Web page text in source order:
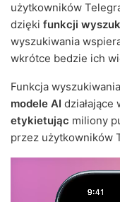
użytkowników
dzięki funkcji
wyszukiwania
wkrótce bedzie ich
Funkcja
modele AI działające
etykietując miliony
przez użytkowników